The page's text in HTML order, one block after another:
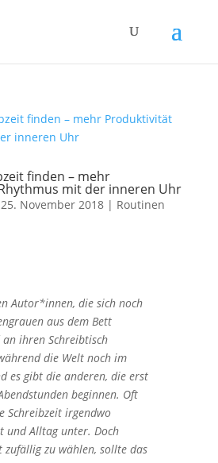
finden – mehr
mit der inneren Uhr
25. November 2018| Routinen
Autor*innen, die sich noch
aus dem Bett
ihren Schreibtisch
die Welt noch im
es gibt die anderen, die erst
beginnen. Oft
Schreibzeit irgendwo
und Alltag unter. Doch
zufällig zu wählen, sollte das